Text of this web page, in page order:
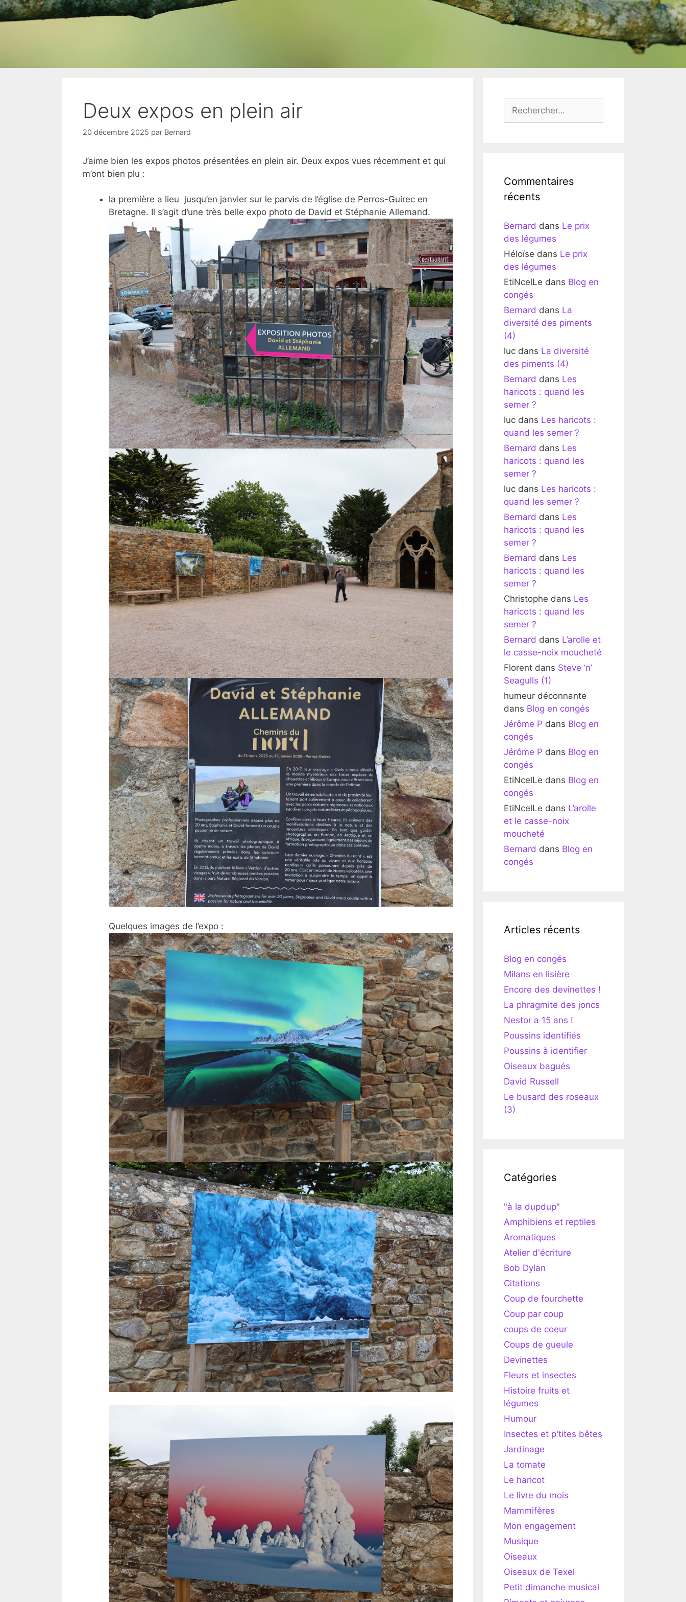
Deux expos en plein air
20 décembre 2025 par Bernard
J’aime bien les expos photos présentées en plein air. Deux expos vues récemment et qui
m’ont bien plu :
la première a lieu jusqu’en janvier sur le parvis de l’église de Perros-Guirec en
Bretagne. Il s’agit d’une très belle expo photo de David et Stéphanie Allemand.
Quelques images de l’expo :
Commentaires
récents
Bernard dans Le prix
des légumes
Héloïse dans Le prix
des légumes
EtiNcelLe dans Blog en
congés
Bernard dans La
diversité des piments
(4)
luc dans La diversité
des piments (4)
Bernard dans Les
haricots : quand les
semer ?
luc dans Les haricots :
quand les semer ?
Bernard dans Les
haricots : quand les
semer ?
luc dans Les haricots :
quand les semer ?
Bernard dans Les
haricots : quand les
semer ?
Bernard dans Les
haricots : quand les
semer ?
Christophe dans Les
haricots : quand les
semer ?
Bernard dans L’arolle et
le casse-noix moucheté
Florent dans Steve ‘n’
Seagulls (1)
humeur déconnante
dans Blog en congés
Jérôme P dans Blog en
congés
Jérôme P dans Blog en
congés
EtiNcelLe dans Blog en
congés
EtiNcelLe dans L’arolle
et le casse-noix
moucheté
Bernard dans Blog en
congés
Articles récents
Blog en congés
Milans en lisière
Encore des devinettes !
La phragmite des joncs
Nestor a 15 ans !
Poussins identifiés
Poussins à identifier
Oiseaux bagués
David Russell
Le busard des roseaux
(3)
Catégories
"à la dupdup"
Amphibiens et reptiles
Aromatiques
Atelier d'écriture
Bob Dylan
Citations
Coup de fourchette
Coup par coup
coups de coeur
Coups de gueule
Devinettes
Fleurs et insectes
Histoire fruits et
légumes
Humour
Insectes et p'tites bêtes
Jardinage
La tomate
Le haricot
Le livre du mois
Mammifères
Mon engagement
Musique
Oiseaux
Oiseaux de Texel
Petit dimanche musical